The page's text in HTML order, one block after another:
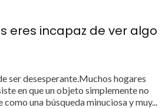
eres incapaz de ver algo
ser desesperante.Muchos hogares
en que un objeto simplemente no
una búsqueda minuciosa y muy...